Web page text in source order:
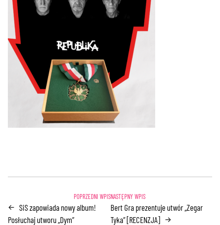
← SiS zapowiada nowy album!
Posłuchaj utworu „Dym”
Bert Gra prezentuje utwór „Zegar
Tyka” [RECENZJA] →